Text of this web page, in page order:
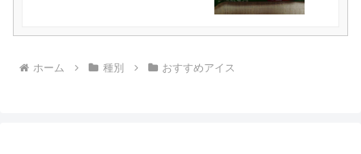
ホーム 種別 おすすめアイス